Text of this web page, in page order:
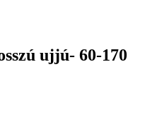
ujjú- 60-170